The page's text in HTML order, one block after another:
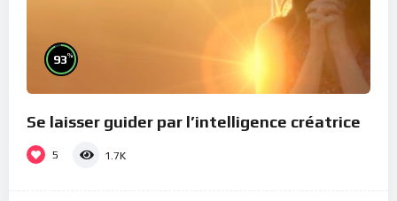
93%
Se laisser guider par l’intelligence créatrice
5 1.7K